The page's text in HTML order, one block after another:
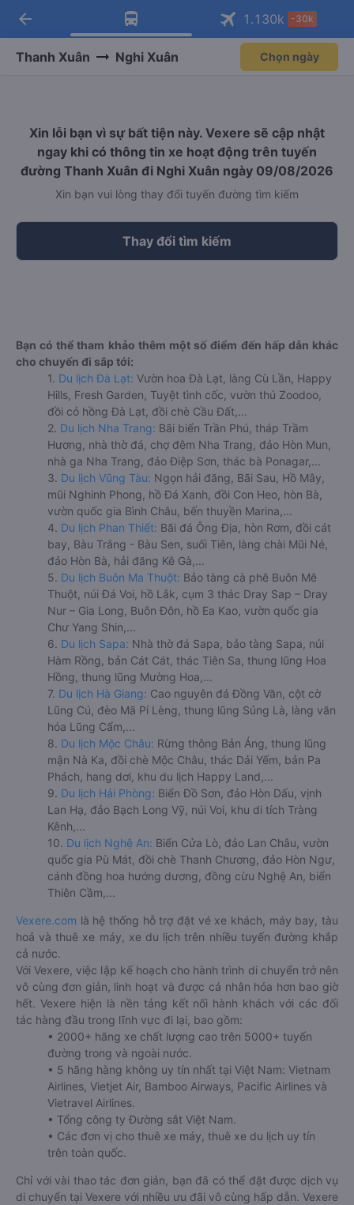
Tải app Vexere ngay!
Nhận ưu đãi thành viên độc
Mở app
Tải app Vexere
-30k/ghế khi đặt vé máy bay qua
Mở app
arrow_back 1.130k -30k
Thanh Xuân Nghi Xuân Chọn ngày
Xin lỗi bạn vì sự bất tiện này. Vexere sẽ cập nhật
ngay khi có thông tin xe hoạt động trên tuyến
đường Thanh Xuân đi Nghi Xuân ngày 09/08/2026
Xin bạn vui lòng thay đổi tuyến đường tìm kiếm
Thay đổi tìm kiếm
Bạn có thể tham khảo thêm một số điểm đến hấp dẫn khác
cho chuyến đi sắp tới:
1. Du lịch Đà Lạt: Vườn hoa Đà Lạt, làng Cù Lần, Happy
Hills, Fresh Garden, Tuyệt tình cốc, vườn thú Zoodoo,
đồi cỏ hồng Đà Lạt, đồi chè Cầu Đất,...
2. Du lịch Nha Trang: Bãi biển Trần Phú, tháp Trầm
Hương, nhà thờ đá, chợ đêm Nha Trang, đảo Hòn Mun,
nhà ga Nha Trang, đảo Điệp Sơn, thác bà Ponagar,...
3. Du lịch Vũng Tàu: Ngọn hải đăng, Bãi Sau, Hồ Mây,
mũi Nghinh Phong, hồ Đá Xanh, đồi Con Heo, hòn Bà,
vườn quốc gia Bình Châu, bến thuyền Marina,...
4. Du lịch Phan Thiết: Bãi đá Ông Địa, hòn Rơm, đồi cát
bay, Bàu Trắng - Bàu Sen, suối Tiên, làng chài Mũi Né,
đảo Hòn Bà, hải đăng Kê Gà,...
5. Du lịch Buôn Ma Thuột: Bảo tàng cà phê Buôn Mê
Thuột, núi Đá Voi, hồ Lắk, cụm 3 thác Dray Sap – Dray
Nur – Gia Long, Buôn Đôn, hồ Ea Kao, vườn quốc gia
Chư Yang Shin,...
6. Du lịch Sapa: Nhà thờ đá Sapa, bảo tàng Sapa, núi
Hàm Rồng, bản Cát Cát, thác Tiên Sa, thung lũng Hoa
Hồng, thung lũng Mường Hoa,...
7. Du lịch Hà Giang: Cao nguyên đá Đồng Văn, cột cờ
Lũng Cú, đèo Mã Pí Lèng, thung lũng Sủng Là, làng văn
hóa Lũng Cẩm,...
8. Du lịch Mộc Châu: Rừng thông Bản Áng, thung lũng
mận Nà Ka, đồi chè Mộc Châu, thác Dải Yếm, bản Pa
Phách, hang dơi, khu du lịch Happy Land,...
9. Du lịch Hải Phòng: Biển Đồ Sơn, đảo Hòn Dấu, vịnh
Lan Hạ, đảo Bạch Long Vỹ, núi Voi, khu di tích Tràng
Kênh,...
10. Du lịch Nghệ An: Biển Cửa Lò, đảo Lan Châu, vườn
quốc gia Pù Mát, đồi chè Thanh Chương, đảo Hòn Ngư,
cánh đồng hoa hướng dương, đồng cừu Nghệ An, biển
Thiên Cầm,...
Vexere.com là hệ thống hỗ trợ đặt vé xe khách, máy bay, tàu
hoả và thuê xe máy, xe du lịch trên nhiều tuyến đường khắp
cả nước.
Với Vexere, việc lập kế hoạch cho hành trình di chuyển trở nên
vô cùng đơn giản, linh hoạt và được cá nhân hóa hơn bao giờ
hết. Vexere hiện là nền tảng kết nối hành khách với các đối
tác hàng đầu trong lĩnh vực đi lại, bao gồm:
• 2000+ hãng xe chất lượng cao trên 5000+ tuyến
đường trong và ngoài nước.
• 5 hãng hàng không uy tín nhất tại Việt Nam: Vietnam
Airlines, Vietjet Air, Bamboo Airways, Pacific Airlines và
Vietravel Airlines.
• Tổng công ty Đường sắt Việt Nam.
• Các đơn vị cho thuê xe máy, thuê xe du lịch uy tín
trên toàn quốc.
Chỉ với vài thao tác đơn giản, bạn đã có thể đặt được dịch vụ
di chuyển tại Vexere với nhiều ưu đãi vô cùng hấp dẫn. Vexere